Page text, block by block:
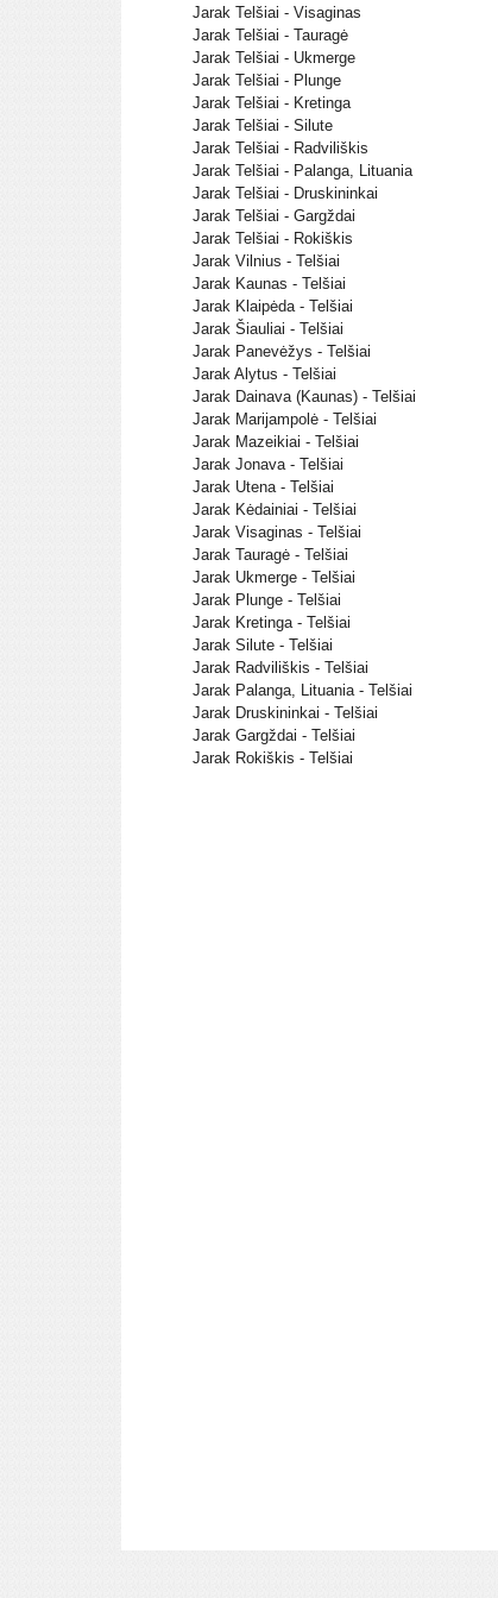
Jarak Telšiai - Visaginas
Jarak Telšiai - Tauragė
Jarak Telšiai - Ukmerge
Jarak Telšiai - Plunge
Jarak Telšiai - Kretinga
Jarak Telšiai - Silute
Jarak Telšiai - Radviliškis
Jarak Telšiai - Palanga, Lituania
Jarak Telšiai - Druskininkai
Jarak Telšiai - Gargždai
Jarak Telšiai - Rokiškis
Jarak Vilnius - Telšiai
Jarak Kaunas - Telšiai
Jarak Klaipėda - Telšiai
Jarak Šiauliai - Telšiai
Jarak Panevėžys - Telšiai
Jarak Alytus - Telšiai
Jarak Dainava (Kaunas) - Telšiai
Jarak Marijampolė - Telšiai
Jarak Mazeikiai - Telšiai
Jarak Jonava - Telšiai
Jarak Utena - Telšiai
Jarak Kėdainiai - Telšiai
Jarak Visaginas - Telšiai
Jarak Tauragė - Telšiai
Jarak Ukmerge - Telšiai
Jarak Plunge - Telšiai
Jarak Kretinga - Telšiai
Jarak Silute - Telšiai
Jarak Radviliškis - Telšiai
Jarak Palanga, Lituania - Telšiai
Jarak Druskininkai - Telšiai
Jarak Gargždai - Telšiai
Jarak Rokiškis - Telšiai